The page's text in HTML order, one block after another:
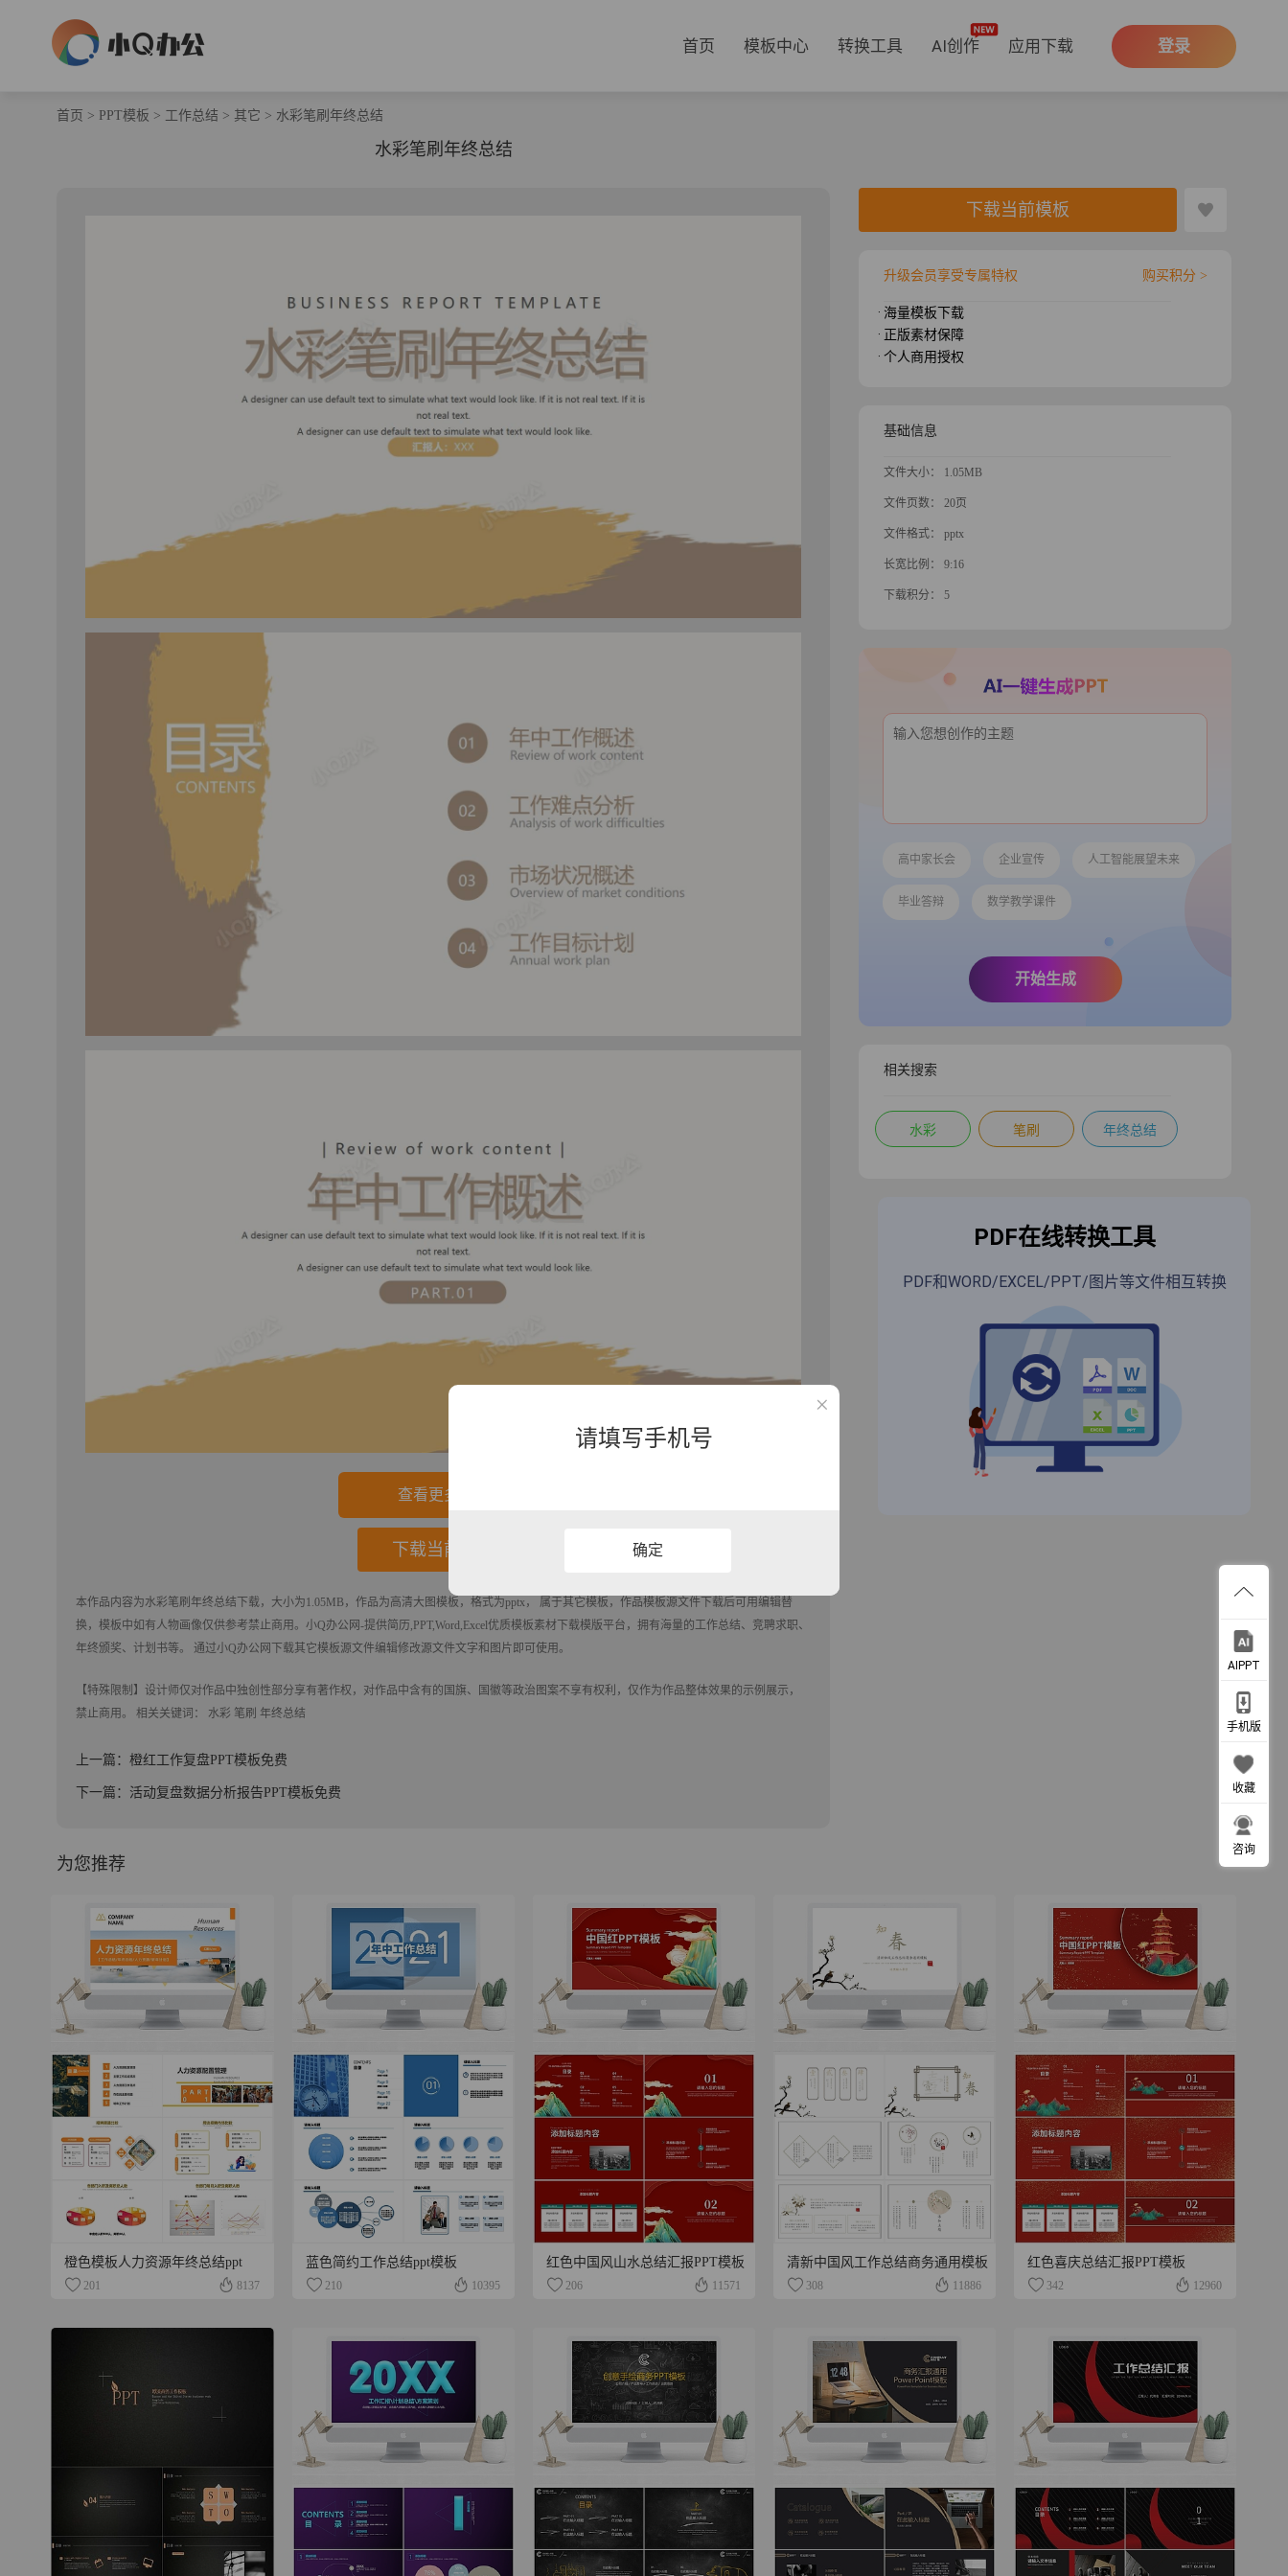
首页 模板中心 转换工具 AI创作 应用下载 登录
首页 > PPT模板 > 工作总结 > 其它 > 水彩笔刷年终总结
水彩笔刷年终总结
查看更多内容
下载当前模板
本作品内容为水彩笔刷年终总结 下载，大小为1.05MB，作品为高清大图模板，格式为pptx， 属于其它模板，作品模板源文件下载后可用编辑替
换，模板中如有人物画像仅供参考禁止商用。 小Q办公网-提供简历,PPT,Word,Excel优质模板素材下载模版平台，拥有海量的工作总结、竞聘求职、
年终颁奖、计划书等。 通过小Q办公网下载其它模板源文件编辑修改源文件文字和图片即可使用。
【特殊限制】设计师仅对作品中独创性部分享有著作权，对作品中含有的国旗、国徽等政治图案不享有权利，仅作为作品整体效果的示例展示，
禁止商用。 相关关键词： 水彩 笔刷 年终总结
上一篇：橙红工作复盘PPT模板免费
下一篇：活动复盘数据分析报告PPT模板免费
下载当前模板
升级会员享受专属特权 购买积分 >
· 海量模板下载
· 正版素材保障
· 个人商用授权
基础信息
文件大小： 1.05MB
文件页数： 20页
文件格式： pptx
长宽比例： 9:16
下载积分： 5
高中家长会 企业宣传 人工智能展望未来
毕业答辩 数学教学课件
开始生成
相关搜索
水彩 笔刷 年终总结
PDF在线转换工具
PDF和WORD/EXCEL/PPT/图片等文件相互转换
为您推荐
橙色模板人力资源年终总结ppt
201 8137
蓝色简约工作总结ppt模板
210 10395
红色中国风山水总结汇报PPT模板
206 11571
清新中国风工作总结商务通用模板
308 11886
红色喜庆总结汇报PPT模板
342 12960
AIPPT
手机版
收藏
咨询
请填写手机号
确定